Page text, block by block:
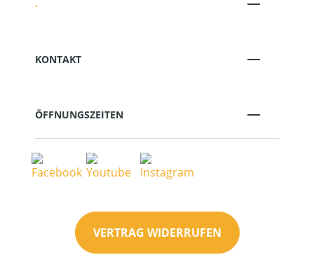
.
KONTAKT
ÖFFNUNGSZEITEN
VERTRAG WIDERRUFEN